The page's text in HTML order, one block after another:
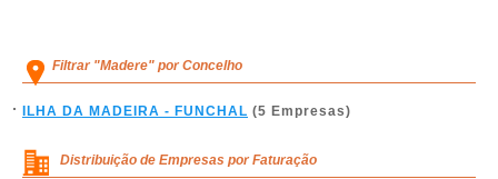
Filtrar "Madere" por Concelho
ILHA DA MADEIRA - FUNCHAL (5 Empresas)
Distribuição de Empresas por Faturação